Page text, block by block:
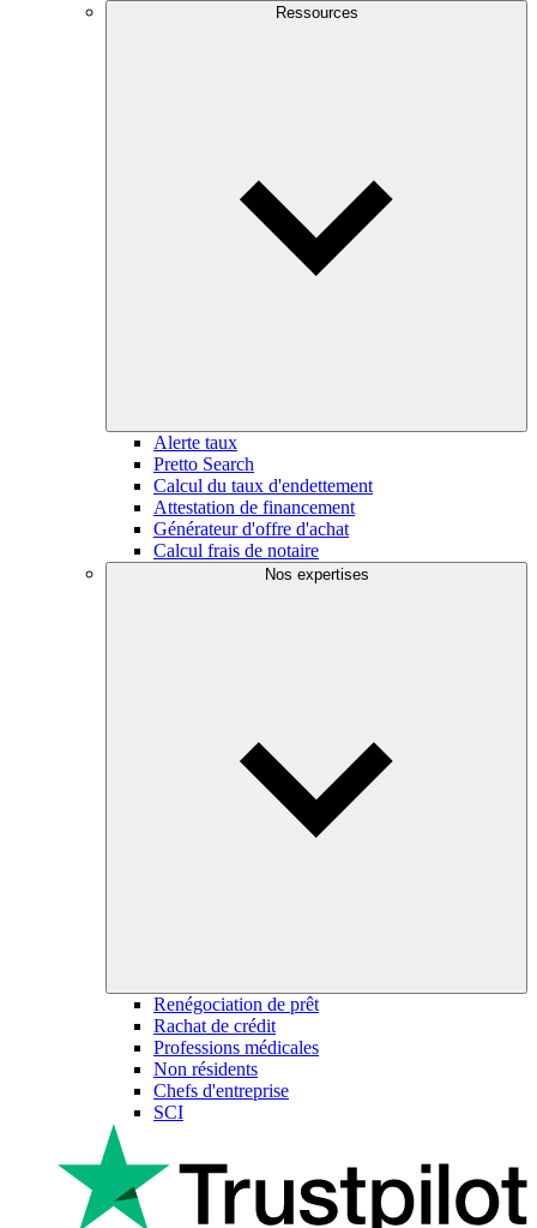
Ressources
Alerte taux
Pretto Search
Calcul du taux d'endettement
Attestation de financement
Générateur d'offre d'achat
Calcul frais de notaire
Nos expertises
Renégociation de prêt
Rachat de crédit
Professions médicales
Non résidents
Chefs d'entreprise
SCI